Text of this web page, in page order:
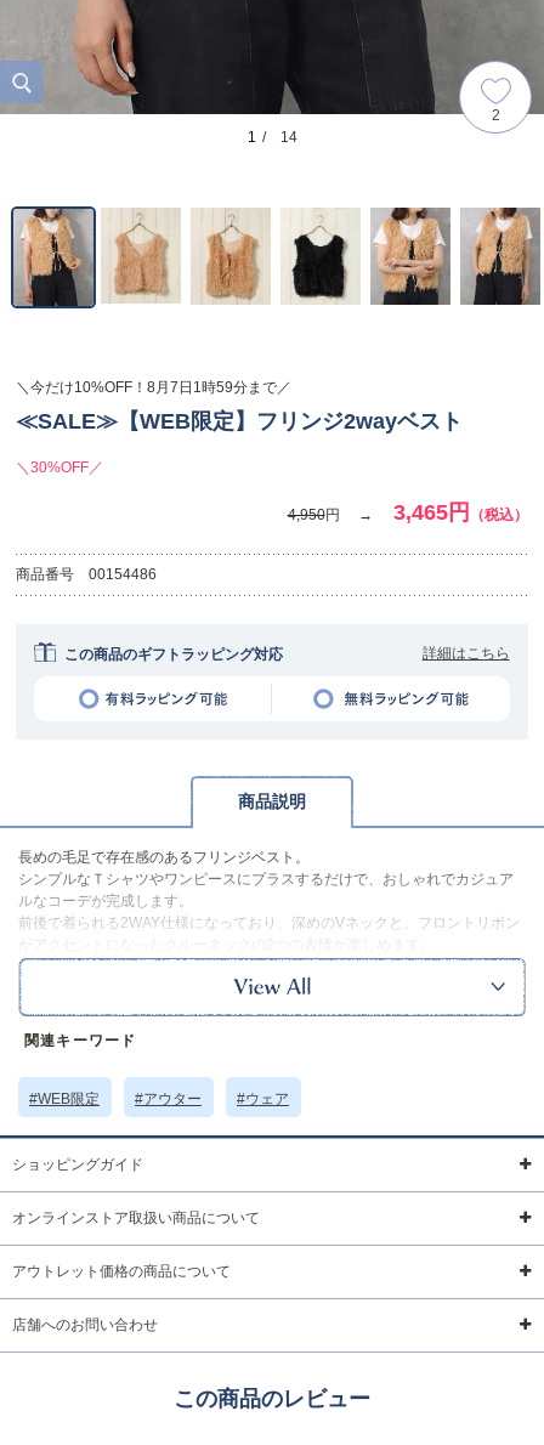
1 / 14
2
＼今だけ10%OFF！8月7日1時59分まで／
≪SALE≫【WEB限定】フリンジ2wayベスト
＼30%OFF／
4,950円 3,465円 （税込）
商品番号 00154486
この商品のギフトラッピング対応 詳細はこちら
商品説明
長めの毛足で存在感のあるフリンジベスト。
シンプルなＴシャツやワンピースにプラスするだけで、おしゃれでカジュア
ルなコーデが完成します。
前後で着られる2WAY仕様になっており、深めのVネックと、フロントリボン
程よいボリューム感がありながら、軽い着心地なのも嬉しいポイント。
カラーはアイボリー・ベージュ・ブラックの3色展開です。
ｰｰｰｰｰｰｰｰｰｰｰｰｰｰｰｰｰｰ
裏地：あり
ポケット：なし
透け感：なし
ｰｰｰｰｰｰｰｰｰｰｰｰｰｰｰｰｰｰ
※本品に付いているご注意書きをお読みの上ご使用ください。
※実物の色味に近づけて撮影していますが、ご使用の端末やモニター環境に
より、実際の色味と異なって見える場合がございます。
サイズ詳細 (cm)約
着丈49 肩幅36 身幅48
素材・原材料 ポリエステル
原産国 中国製
サイズについて
関連キーワード
#WEB限定 #アウター #ウェア
ショッピングガイド
オンラインストア取扱い商品について
アウトレット価格の商品について
店舗へのお問い合わせ
この商品のレビュー